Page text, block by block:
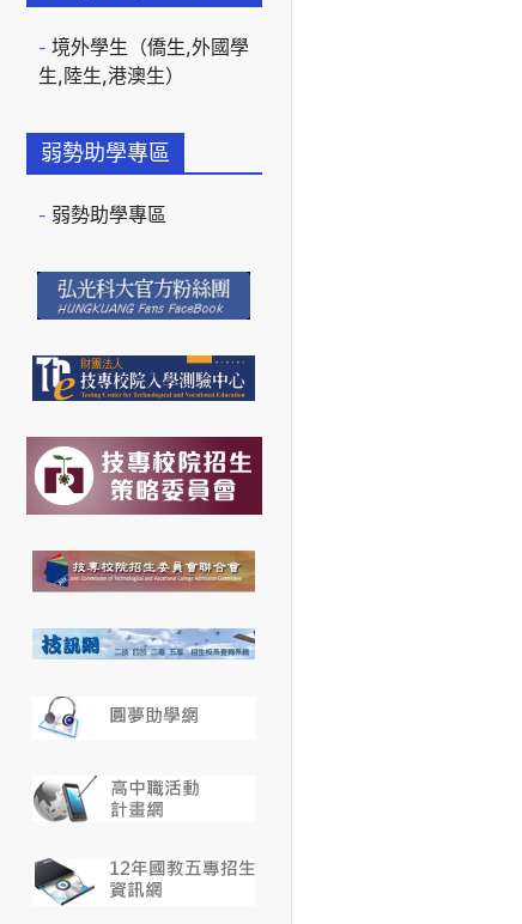
境外學生（僑生,外國學
生,陸生,港澳生）
弱勢助學專區
弱勢助學專區